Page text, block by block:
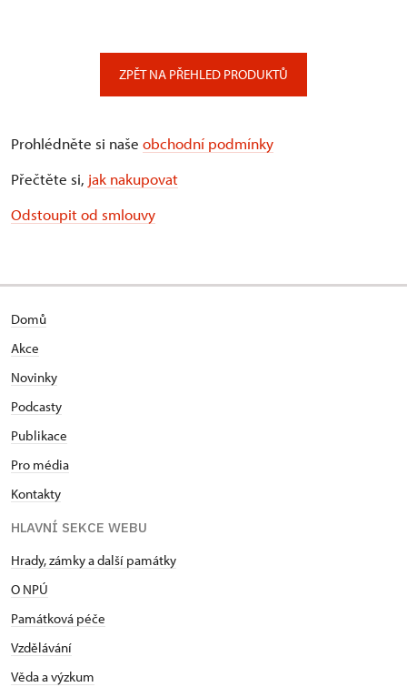
ZPĚT NA PŘEHLED PRODUKTŮ
Prohlédněte si naše obchodní podmínky
Přečtěte si, jak nakupovat
Odstoupit od smlouvy
Domů
Akce
Novinky
Podcasty
Publikace
Pro média
Kontakty
HLAVNÍ SEKCE WEBU
Hrady, zámky a další památky
O NPÚ
Památková péče
Vzdělávání
Věda a výzkum